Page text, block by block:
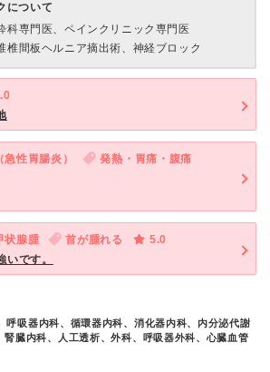
について
科専門医、ペインクリニック専門医
椎間板ヘルニア摘出術、神経ブロック
性胃腸炎）
発熱・胃痛・腹痛
状腺腫 首が腫れる
5.0
です。
呼吸器内科、循環器内科、消化器内科、内分泌代謝
腎臓内科、人工透析、外科、呼吸器外科、心臓血管